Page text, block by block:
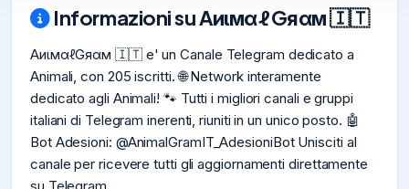
Informazioni su AиιмαℓGяαм 🇮🇹
AиιмαℓGяαм 🇮🇹 e' un Canale Telegram dedicato a
Animali, con 205 iscritti. 🌐 Network interamente
dedicato agli Animali! 🐾 Tutti i migliori canali e gruppi
italiani di Telegram inerenti, riuniti in un unico posto. 🤖
Bot Adesioni: @AnimalGramIT_AdesioniBot Unisciti al
canale per ricevere tutti gli aggiornamenti direttamente